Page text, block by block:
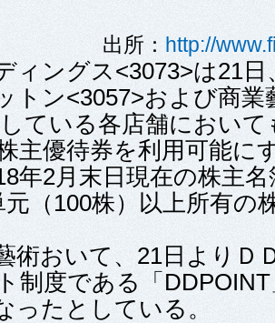
出所： http://
ィングス<3073>は21
トン<3057>および商業
ている各店舗におい
主優待券を利用可能に
年2月末日現在の株主
（100株）以上所有の
術おいて、21日よりＤ
制度である「
ったとしている。